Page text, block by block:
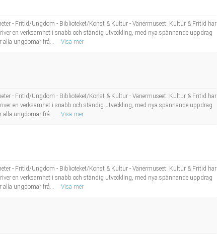
- Fritid/Ungdom - Biblioteket/Konst & Kultur - Vänermuseet. Kultur & Fritid har
en verksamhet i snabb och ständig utveckling, med nya spännande uppdrag
alla ungdomar frå...
Visa mer
- Fritid/Ungdom - Biblioteket/Konst & Kultur - Vänermuseet. Kultur & Fritid har
en verksamhet i snabb och ständig utveckling, med nya spännande uppdrag
alla ungdomar frå...
Visa mer
- Fritid/Ungdom - Biblioteket/Konst & Kultur - Vänermuseet. Kultur & Fritid har
en verksamhet i snabb och ständig utveckling, med nya spännande uppdrag
alla ungdomar frå...
Visa mer